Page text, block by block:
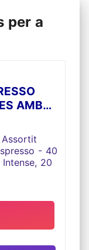
per a
AMB
20
DECAF